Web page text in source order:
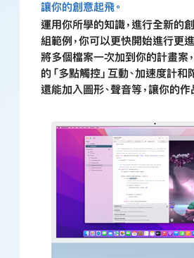
讓你的創意起飛。
運用你所學的知識，進行全新的
組範例，你可以更快開始進行更
將多個檔案一次加到你的計畫案
的「多點觸控」互動、加速度計和
還能加入圖形、聲音等，讓你的作